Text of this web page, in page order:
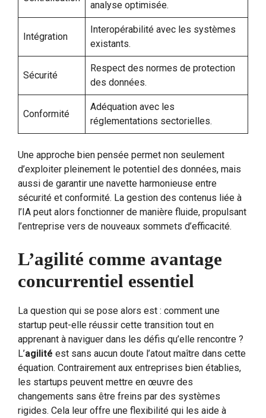
analyse optimisée.
Intégration
Interopérabilité avec les systèmes
existants.
Sécurité
Respect des normes de protection
des données.
Conformité
Adéquation avec les
réglementations sectorielles.
Une approche bien pensée permet non seulement
d’exploiter pleinement le potentiel des données, mais
aussi de garantir une navette harmonieuse entre
sécurité et conformité. La gestion des contenus liée à
l’IA peut alors fonctionner de manière fluide, propulsant
l’entreprise vers de nouveaux sommets d’efficacité.
L’agilité comme avantage
concurrentiel essentiel
La question qui se pose alors est : comment une
startup peut-elle réussir cette transition tout en
apprenant à naviguer dans les défis qu’elle rencontre ?
L’agilité est sans aucun doute l’atout maître dans cette
équation. Contrairement aux entreprises bien établies,
les startups peuvent mettre en œuvre des
changements sans être freins par des systèmes
rigides. Cela leur offre une flexibilité qui les aide à